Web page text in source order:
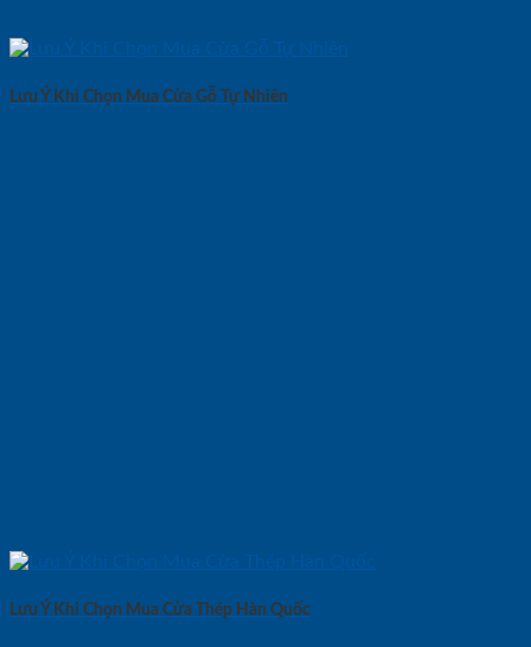
Lưu Ý Khi Chọn Mua Cửa Gỗ Tự Nhiên
Lưu Ý Khi Chọn Mua Cửa Thép Hàn Quốc